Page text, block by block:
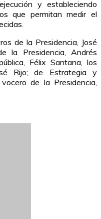
y estableciendo
que permitan medir el
de la Presidencia, José
la Presidencia, Andrés
Félix Santana, los
Rijo; de Estrategia y
de la Presidencia,